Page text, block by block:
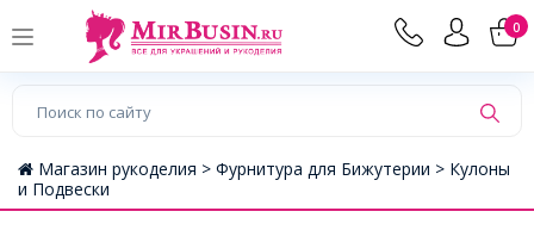
0
Магазин рукоделия > Фурнитура для Бижутерии > Кулоны
и Подвески